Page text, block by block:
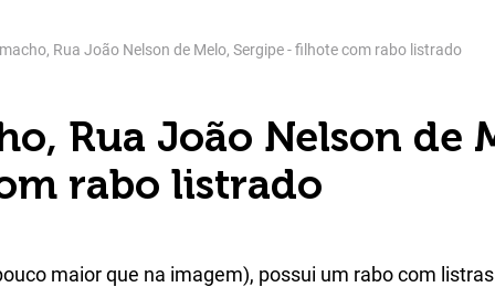
Rua João Nelson de Melo, Sergipe - filhote com rabo listrado
Rua João Nelson de
rabo listrado
maior que na imagem), possui um rabo com